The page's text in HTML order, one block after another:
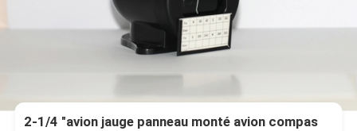
2-1/4 "avion jauge panneau monté avion compas